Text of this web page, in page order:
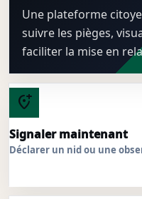
Une plateforme
suivre les pièges,
faciliter la mise en
add_location_alt
Signaler maintenant
Déclarer un nid ou une